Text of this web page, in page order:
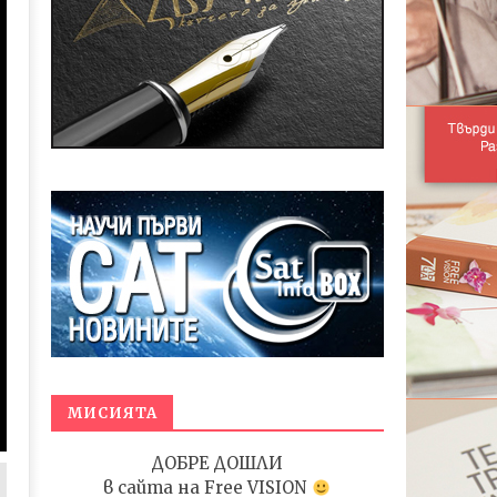
МИСИЯТА
ДОБРЕ ДОШЛИ
в сайта наFree VISION